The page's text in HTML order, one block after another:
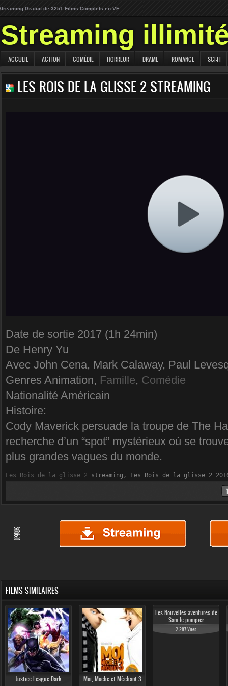
Gratuit de 3251 Films Complets en VF.
Streaming
ACCUEIL ACTION COMÉDIE HORREUR DRAME ROMANCE SCI-FI
LES ROIS DE LA GLISSE 2 STREAMING
Date de sortie 2017 (1h 24min)
De Henry Yu
Avec John Cena, Mark Calaway, Paul
Genres Animation, Famille, Comédie
Nationalité Américain
Histoire:
Cody Maverick persuade la troupe de The
recherche d’un “spot” mystérieux où se
plus grandes vagues du monde.
Les Rois de la glisse 2 streaming, Les Rois de la glisse 2
FILMS SIMILAIRES
Justice League Dark Moi, Moche et Méchant 3
Les Nouvelles aventures de
Sam le pompier
2 287 Vues